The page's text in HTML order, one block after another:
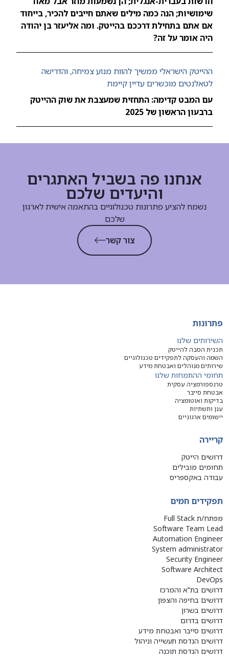
שימושיות; הנה כמה מילים שאתם חייבים להכיר, בייחוד
אם אתם בתחילת דרככם בהייטק. ומה אליעזר בן יהודה
היה אומר על זה?
ההייטק הישראלי ממשיך להוות מנוע צמיחה, והדרישה
לטאלנטים מוכשרים עדיין קיימת
עם המבט קדימה: התחזית שמעצבת את שוק ההייטק
ברבעון הראשון של 2025
אנחנו פה בשביל האתגרים
והיעדים שלכם
נשמח להציע פתרונות טכנולוגיים בהתאמה אישית לארגון
שלכם
צור קשר
פתרונות
השירותים שלנו
תכנית הסבה להייטק
השמה והעסקה לתפקידים טכנולוגיים
שירותים מנוהלים ואבטחת מידע
תחומי ההתמחות שלנו
טרנספורמציה עסקית
אבטחת סייבר
בדיקות ואוטומציה
ענן ותשתיות
יישומים ארגוניים
קריירה
דרושים הייטק
תחומים מובילים
עבודה באקספריס
תפקידים חמים
מפתח/ת Full Stack
Software Team Lead
Automation Engineer
System administrator
Security Engineer
Software Architect
DevOps
דרושים בת"א והמרכז
דרושים בחיפה והצפון
דרושים בשרון
דרושים בדרום
דרושים סייבר ואבטחת מידע
דרושים הנדסת תעשייה וניהול
דרושים הנדסת תוכנה